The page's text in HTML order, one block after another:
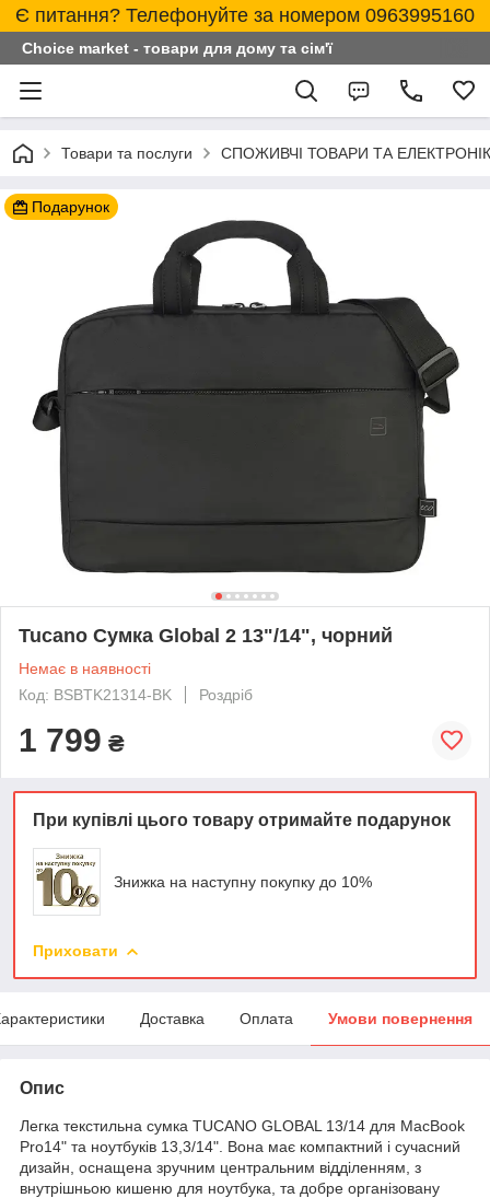
Є питання? Телефонуйте за номером 0963995160
Choice market - товари для дому та сім'ї
Товари та послуги СПОЖИВЧІ ТОВАРИ ТА
Подарунок
Tucano Сумка Global 2 13"/14", чорний
Немає в наявності
Код: BSBTK21314-BK
Роздріб
1 799 ₴
При купівлі цього товару отримайте подарунок
Знижка на наступну покупку до 10%
Приховати
Доставка Оплата Умови повернення
Опис
Легка текстильна сумка TUCANO GLOBAL 13/14 для MacBook
Pro14" та ноутбуків 13,3/14". Вона має компактний і сучасний
дизайн, оснащена зручним центральним відділенням, з
внутрішньою кишеню для ноутбука, та добре організовану